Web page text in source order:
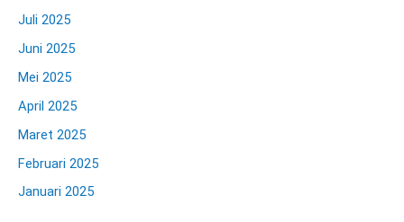
Juli 2025
Juni 2025
Mei 2025
April 2025
Maret 2025
Februari 2025
Januari 2025